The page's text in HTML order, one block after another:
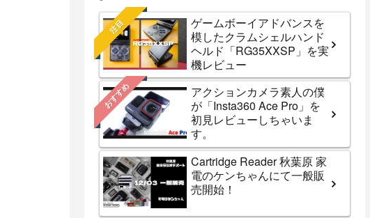
注目
ゲームボーイアドバンスを
模したクラムシェルハンド
ヘルド「RG35XXSP」を実
機レビュー
おすすめ
アクションカメラ素人の僕
が「Insta360 Ace Pro」を
初見レビューしちゃいま
す。
Cartridge Reader 秋葉原 家
電のケンちゃんにて一般販
売開始！